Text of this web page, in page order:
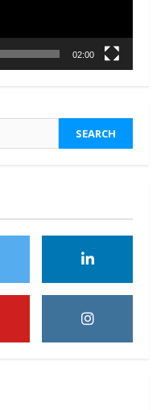
02:00